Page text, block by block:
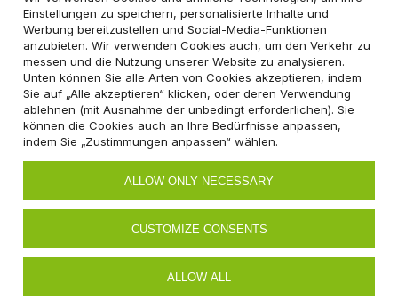
KATEGORIEN
EINKAUFEN
MEIN ACCOUNT
HILFE
Mo - Fr 8:00 - 16:00
✉ shop@ecolam.de
Einstellungen zu speichern, personalisierte Inhalte und
Werbung bereitzustellen und Social-Media-Funktionen
anzubieten. Wir verwenden Cookies auch, um den Verkehr zu
messen und die Nutzung unserer Website zu analysieren.
Unten können Sie alle Arten von Cookies akzeptieren, indem
Sie auf „Alle akzeptieren“ klicken, oder deren Verwendung
ablehnen (mit Ausnahme der unbedingt erforderlichen). Sie
können die Cookies auch an Ihre Bedürfnisse anpassen,
indem Sie „Zustimmungen anpassen“ wählen.
ALLOW ONLY NECESSARY
CUSTOMIZE CONSENTS
ALLOW ALL